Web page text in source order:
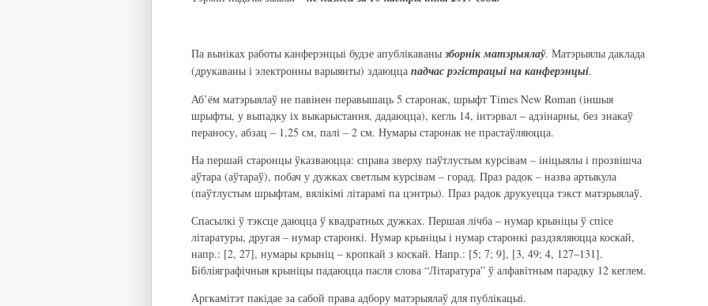
Па выніках работы канферэнцыі будзе апублікаваны зборнік матэрыялаў. Матэрыялы даклада
(друкаваны і электронны варыянты) здаюцца падчас рэгістрацыі на канферэнцыі.
Аб’ём матэрыялаў не павінен перавышаць 5 старонак, шрыфт Times New Roman (іншыя
шрыфты, у выпадку іх выкарыстання, дадаюцца), кегль 14, інтэрвал – адзінарны, без знакаў
пераносу, абзац – 1,25 см, палі – 2 см. Нумары старонак не прастаўляюцца.
На першай старонцы ўказваюцца: справа зверху паўтлустым курсівам – ініцыялы і прозвішча
аўтара (аўтараў), побач у дужках светлым курсівам – горад. Праз радок – назва артыкула
(паўтлустым шрыфтам, вялікімі літарамі па цэнтры). Праз радок друкуецца тэкст матэрыялаў.
Спасылкі ў тэксце даюцца ў квадратных дужках. Першая лічба – нумар крыніцы ў спісе
літаратуры, другая – нумар старонкі. Нумар крыніцы і нумар старонкі раздзяляюцца коскай,
напр.: [2, 27], нумары крыніц – кропкай з коскай. Напр.: [5; 7; 9], [3, 49; 4, 127–131].
Бібліяграфічныя крыніцы падаюцца пасля слова “Літаратура” ў алфавітным парадку 12 кеглем.
Аргкамітэт пакідае за сабой права адбору матэрыялаў для публікацыі.